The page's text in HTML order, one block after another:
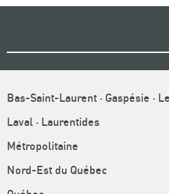
et innovation
Est
Cellulaire
Bas-Saint-Laurent · Gaspésie ·
Laval · Laurentides
Métropolitaine
Nord-Est du Québec